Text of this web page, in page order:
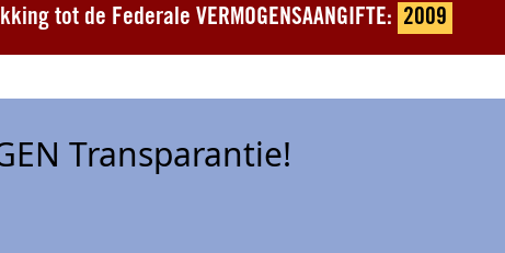
tot de Federale VERMOGENSAANGIFTE: 2009
Transparantie!